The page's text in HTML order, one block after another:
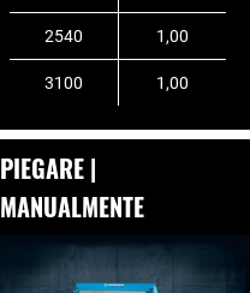
2540 1,00
3100 1,00
PIEGARE |
MANUALMENTE